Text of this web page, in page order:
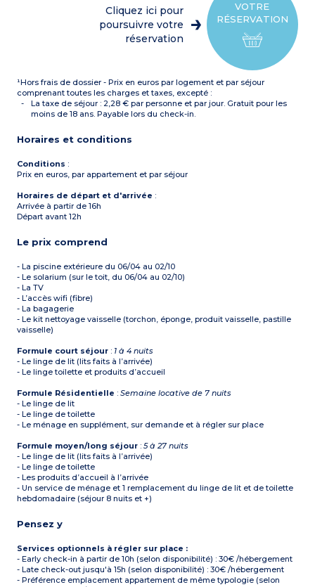
jumeaux (modulables en lit
Salle de bains avec WC
Balcon avec mobilier de
VOTRE
RÉSERVATION
Cliquez ici pour
poursuivre votre
réservation
¹Hors frais de dossier - Prix en euros par logement et par séjour
comprenant toutes les charges et taxes, excepté :
La taxe de séjour : 2,28 € par personne et par jour. Gratuit pour les
moins de 18 ans. Payable lors du check-in.
Horaires et conditions
Conditions :
Prix en euros, par appartement et par séjour
Horaires de départ et d'arrivée :
Arrivée à partir de 16h
Départ avant 12h
Le prix comprend
- La piscine extérieure du 06/04 au 02/10
- Le solarium (sur le toit, du 06/04 au 02/10)
- La TV
- L’accès wifi (fibre)
- La bagagerie
- Le kit nettoyage vaisselle (torchon, éponge, produit vaisselle, pastille
vaisselle)
Formule court séjour : 1 à 4 nuits
- Le linge de lit (lits faits à l’arrivée)
- Le linge toilette et produits d’accueil
Formule Résidentielle :Semaine locative de 7 nuits
- Le linge de lit
- Le linge de toilette
- Le ménage en supplément, sur demande et à régler sur place
Formule moyen/long séjour :5 à 27 nuits
- Le linge de lit (lits faits à l’arrivée)
- Le linge de toilette
- Les produits d’accueil à l’arrivée
- Un service de ménage et 1 remplacement du linge de lit et de toilette
hebdomadaire (séjour 8 nuits et +)
Pensez y
Services optionnels à régler sur place :
- Early check-in à partir de 10h (selon disponibilité) : 30€ /hébergement
- Late check-out jusqu'à 15h (selon disponibilité) : 30€ /hébergement
- Préférence emplacement appartement de même typologie (selon